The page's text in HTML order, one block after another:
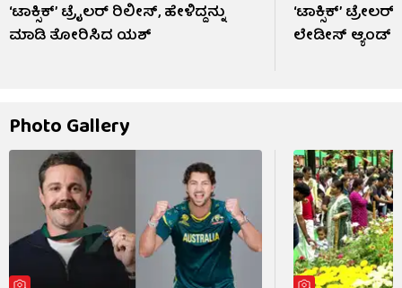
‘ಟಾಕ್ಸಿಕ್’ ಟ್ರೈಲರ್ ರಿಲೀಸ್, ಹೇಳಿದ್ದನ್ನು
ಮಾಡಿ ತೋರಿಸಿದ ಯಶ್
‘ಟಾಕ್ಸಿಕ್’
ಲೇಡೀಸ್ ಆ್ಯಂಡ್
Photo Gallery